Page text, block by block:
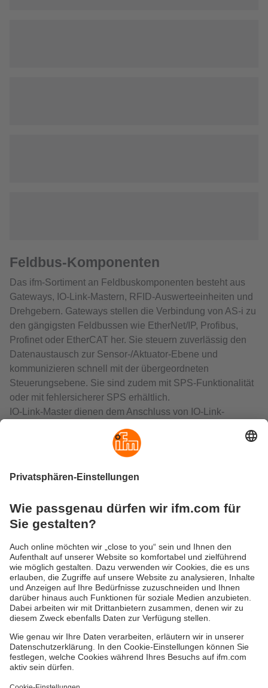
Feldbus-Komponenten
Das ifm-Sortiment an Feldbuskomponenten besteht aus
Gateways, IO-Link-Mastern, RFID-Auswerteeinheiten und
Drehgebern. Gateways stellen die Verbindung von AS-i zu
den gängigsten Feldbussen wie EtherNet/IP, Profibus,
Profinet oder EtherCAT her. Sie steuern zuverlässig den
Datenaustausch zur Sensor-/Aktuator-Ebene und
kommunizieren schnell mit der übergeordneten
Steuerungsebene. Sie sind zudem mit SPS-Funktionalität
oder mit fehlersicherer SPS erhältlich.
IO-Link-Master dienen dem Anschluss von IO-Link-
binären Ein-/Ausgangsmodulen, und verfügen über eine
integrierte Feldbusschnittstelle. Das Sortiment umfasst
Feldeinsatz.
zu den RFID-Antennen und kommunizieren via Feldbus
mit der übergeordneten Steuerungsebene.
haben sich absolute Drehgeber als zuverlässige
Messwertaufnehmer für maßgenaue
Positionierungsaufgaben etabliert. Sie sind als Singleturn-
oder Multiturn-Drehgeber mit CAN- oder Profibus-
Schnittstelle erhältlich.
Gewährleistung
Warenrücklieferungen